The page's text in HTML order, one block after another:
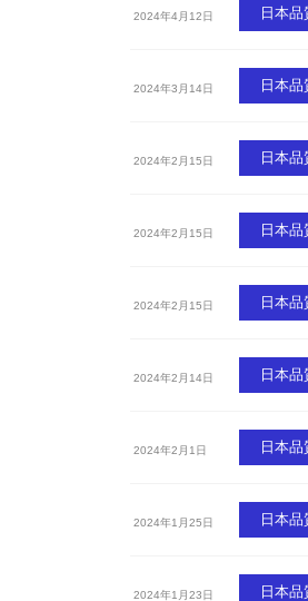
2024年4月12日 日本
2024年3月14日 日本
2024年2月15日 日本
2024年2月15日 日本
2024年2月15日 日本
2024年2月14日 日本
2024年2月1日 日本
2024年1月25日 日本
2024年1月23日 日本